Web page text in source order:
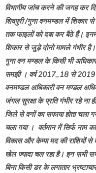
विभागीय जांच करने की जगह कर
शिवपुरी /गुना वनमण्डल में शिकार
तक फाइलों को दबा कर बैठे हैं।
शिकार से जुड़े दोनो मामले गंभीर
गुना वन मण्डल के किसी भी
समझी । वर्ष 2017_18 से 2019
वनमण्डल अधिकारी वन मण्डल
जंगल सुरक्षा के प्रति गंभीर रहे
जिले से वनों का सफाया होता चला
चला गया । वर्तमान में सिर्फ
विकास और केम्पा मद की राशियों
खेल ज्यादा चल रहा है। इन सभी
बिना किसी डर के लगातार